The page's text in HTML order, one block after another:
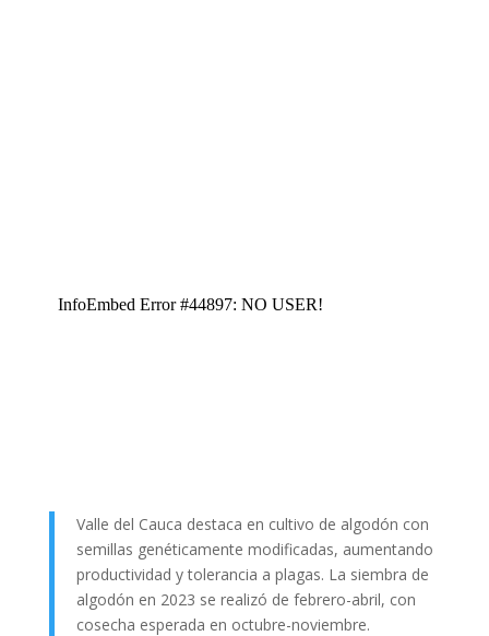
Valle del Cauca destaca en cultivo de algodón con
semillas genéticamente modificadas, aumentando
productividad y tolerancia a plagas. La siembra de
algodón en 2023 se realizó de febrero-abril, con
cosecha esperada en octubre-noviembre.